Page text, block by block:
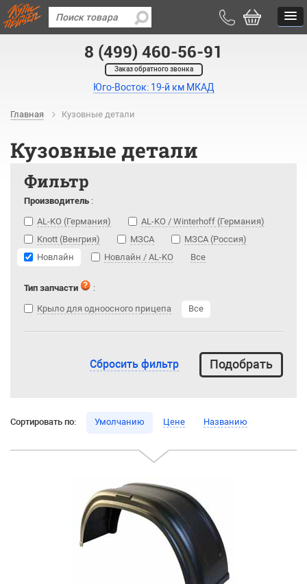
8 (499) 460-56-91
Заказ обратного звонка
Юго-Восток: 19-й км МКАД
Главная Кузовные детали
Кузовные детали
Фильтр
Производитель :
AL-KO (Германия)
AL-KO / Winterhoff (Германия)
Knott (Венгрия)
МЗСА
МЗСА (Россия)
Новлайн
Новлайн / AL-KO Все
Тип запчасти
:
Крыло для одноосного прицепа
Все
Сбросить фильтр
Сортировать по: Умолчанию Цене Названию